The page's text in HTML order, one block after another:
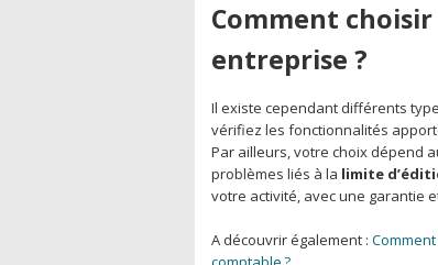
Comment
entreprise ?
Il existe cependant différents
vérifiez les fonctionnalités
Par ailleurs, votre choix dépend
problèmes liés à la limite
votre activité, avec une garantie
A découvrir également :